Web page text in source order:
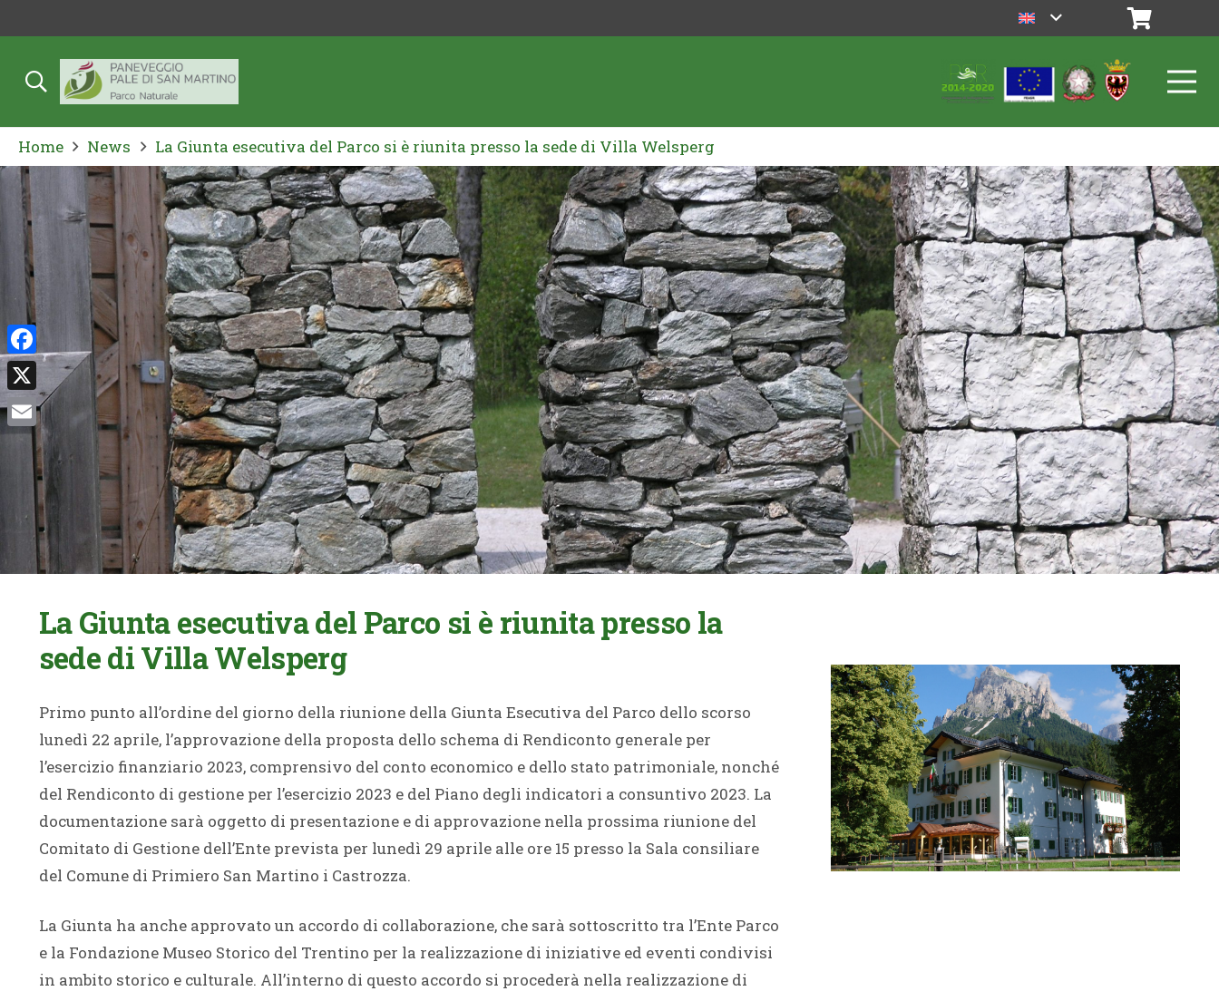
Home News La Giunta esecutiva del Parco si è riunita presso la sede di Villa Welsperg
La Giunta esecutiva del Parco si è riunita presso la
sede di Villa Welsperg
Primo punto all’ordine del giorno della riunione della Giunta Esecutiva del Parco dello scorso
lunedì 22 aprile, l’approvazione della proposta dello schema di Rendiconto generale per
l’esercizio finanziario 2023, comprensivo del conto economico e dello stato patrimoniale, nonché
del Rendiconto di gestione per l’esercizio 2023 e del Piano degli indicatori a consuntivo 2023. La
documentazione sarà oggetto di presentazione e di approvazione nella prossima riunione del
Comitato di Gestione dell’Ente prevista per lunedì 29 aprile alle ore 15 presso la Sala consiliare
del Comune di Primiero San Martino i Castrozza.
La Giunta ha anche approvato un accordo di collaborazione, che sarà sottoscritto tra l’Ente Parco
e la Fondazione Museo Storico del Trentino per la realizzazione di iniziative ed eventi condivisi
in ambito storico e culturale. All’interno di questo accordo si procederà nella realizzazione di
Facebook
X
Email